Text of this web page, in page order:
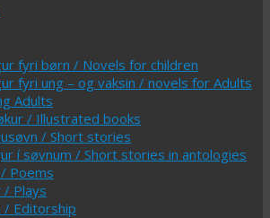
fyri børn / Novels for children
fyri ung – og vaksin / novels for Adults
Adults
/ Illustrated books
/ Short stories
í søvnum / Short stories in antologies
Poems
/ Plays
/ Editorship